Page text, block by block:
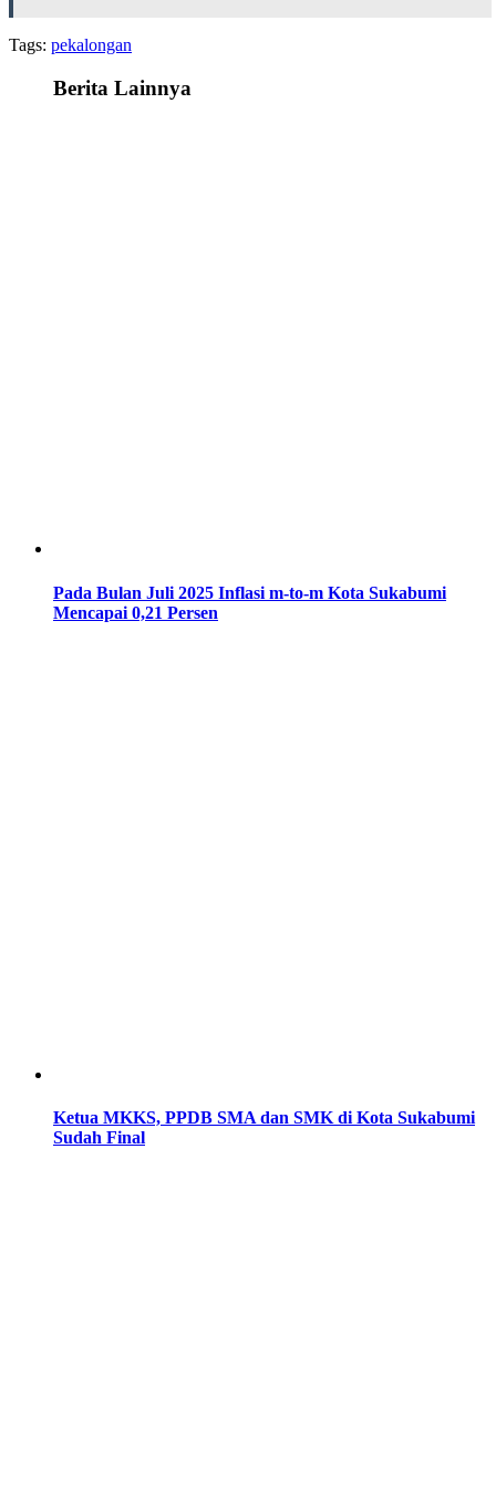
Tags: pekalongan
Berita Lainnya
Pada Bulan Juli 2025 Inflasi m-to-m Kota Sukabumi
Mencapai 0,21 Persen
Ketua MKKS, PPDB SMA dan SMK di Kota Sukabumi
Sudah Final